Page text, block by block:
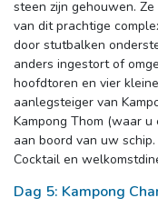
steen zijn gehouwen.
van dit prachtige
door stutbalken
anders ingestort of
hoofdtoren en vier
aanlegsteiger van
Kampong Thom (waar
aan boord van uw
Cocktail en
Dag 5: Kampong